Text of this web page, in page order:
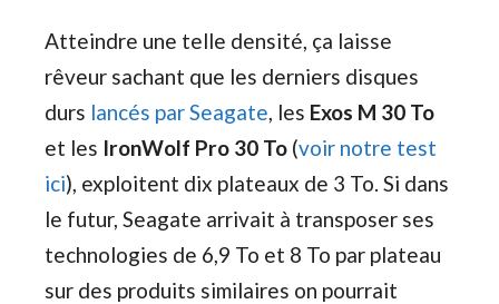
Atteindre une telle densité, ça laisse
rêveur sachant que les derniers disques
durs lancés par Seagate, les Exos M 30 To
et les IronWolf Pro 30 To (voir notre test
ici), exploitent dix plateaux de 3 To. Si dans
le futur, Seagate arrivait à transposer ses
technologies de 6,9 To et 8 To par plateau
sur des produits similaires on pourrait